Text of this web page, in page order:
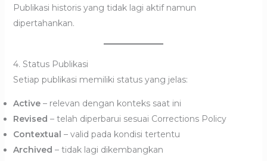
Publikasi historis yang tidak lagi aktif namun
dipertahankan.
4. Status Publikasi
Setiap publikasi memiliki status yang jelas:
Active– relevan dengan konteks saat ini
Revised – telah diperbarui sesuai Corrections Policy
Contextual – valid pada kondisi tertentu
Archived – tidak lagi dikembangkan